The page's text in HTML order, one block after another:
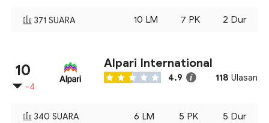
371 SUARA 10 LM 7 PK 2 Dur
10
-4
Alpari International
4.9 118 Ulasan
340 SUARA 6 LM 5 PK 5 Dur